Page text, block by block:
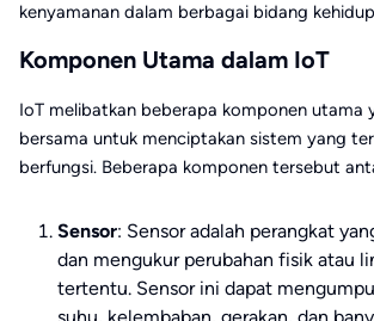
kenyamanan dalam berbagai bidang
Komponen Utama dalam IoT
IoT melibatkan beberapa komponen utama
bersama untuk menciptakan sistem yang
berfungsi. Beberapa komponen tersebut
Sensor: Sensor adalah perangkat
dan mengukur perubahan fisik atau
tertentu. Sensor ini dapat